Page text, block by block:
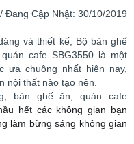
Đang Cập Nhật: 30/10/2019
và thiết kế, Bộ bàn ghế
cafe SBG3550 là một
ưa chuộng nhất hiện nay,
nội thất nào tạo nên.
bàn ghế ăn, quán cafe
hết các không gian bạn
làm bừng sáng không gian